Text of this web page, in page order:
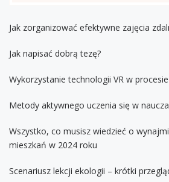
Jak zorganizować efektywne zajęcia
Jak napisać dobrą tezę?
Wykorzystanie technologii VR w
Metody aktywnego uczenia się w
Wszystko, co musisz wiedzieć o
mieszkań w 2024 roku
Scenariusz lekcji ekologii – krótki